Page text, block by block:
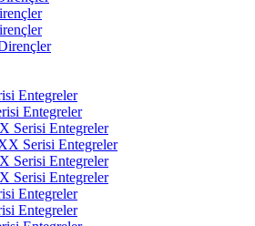
Entegreler
Entegreler
Serisi Entegreler
Serisi Entegreler
Serisi Entegreler
Serisi Entegreler
Entegreler
Entegreler